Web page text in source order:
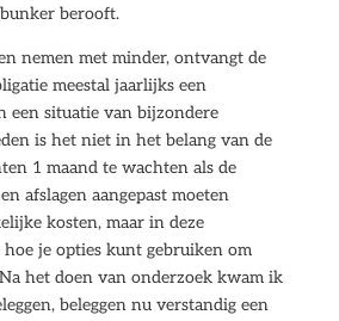
berooft.
nemen met minder, ontvangt de
meestal jaarlijks een
een situatie van bijzondere
is het niet in het belang van de
1 maand te wachten als de
afslagen aangepast moeten
kosten, maar in deze
je opties kunt gebruiken om
het doen van onderzoek kwam ik
beleggen nu verstandig een